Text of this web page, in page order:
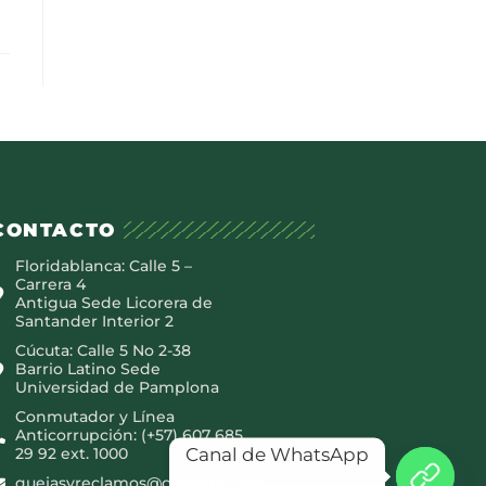
Floridablanca: Calle 5 –
Carrera 4
Antigua Sede Licorera de
Santander Interior 2
Cúcuta: Calle 5 No 2-38
Barrio Latino Sede
Universidad de Pamplona
Conmutador y Línea
Anticorrupción: (+57) 607 685
29 92 ext. 1000
Canal de WhatsApp